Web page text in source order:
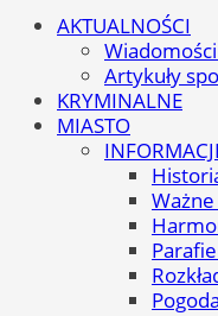
AKTUALNOŚCI
Artykuły
KRYMINALNE
MIASTO